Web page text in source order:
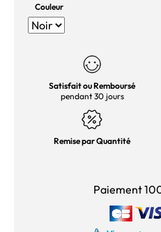
Couleur
Satisfait ou Remboursé
pendant 30 jours
Remise par Quantité
Paiement